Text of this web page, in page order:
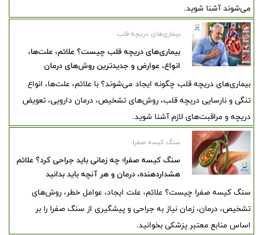
می‌شوند آشنا شوید.
بیماری‌های دریچه قلب
بیماری‌های دریچه قلب چیست؟ علائم، علت‌ها،
انواع، عوارض و جدیدترین روش‌های درمان
بیماری‌های دریچه قلب چگونه ایجاد می‌شوند؟ با علائم، علت‌ها، انواع
تنگی و نارسایی دریچه قلب، روش‌های تشخیص، درمان دارویی، تعویض
دریچه و مراقبت‌های لازم آشنا شوید.
سنگ کیسه صفرا
سنگ کیسه صفرا؛ چه زمانی باید جراحی کرد؟ علائم
هشداردهنده، درمان و هر آنچه باید بدانید
سنگ کیسه صفرا چیست؟ علائم، علت ایجاد، عوامل خطر، روش‌های
تشخیص، درمان، زمان نیاز به جراحی و پیشگیری از سنگ صفرا را بر
اساس منابع معتبر پزشکی بخوانید.